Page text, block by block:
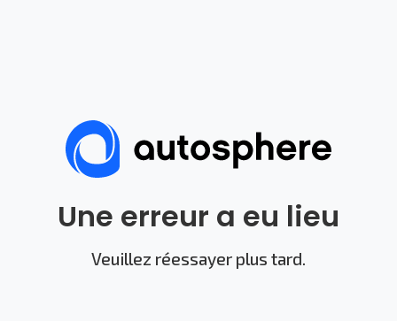
Une erreur a eu lieu
Veuillez réessayer plus tard.